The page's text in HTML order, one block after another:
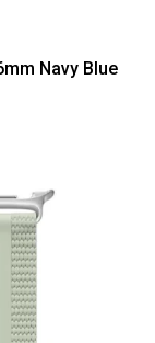
Navy Blue